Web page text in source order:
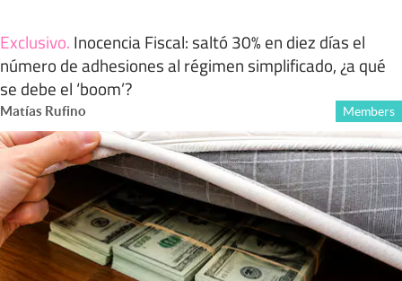
Exclusivo. Inocencia Fiscal: saltó 30% en diez días el
número de adhesiones al régimen simplificado, ¿a qué
se debe el ‘boom’?
Matías Rufino Members